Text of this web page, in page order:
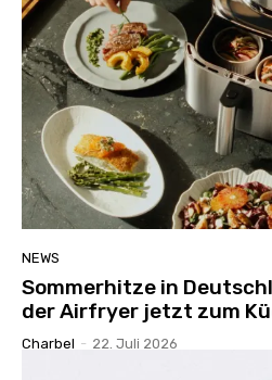
NEWS
Sommerhitze in
der Airfryer jetzt zum
Charbel - 22. Juli 2026